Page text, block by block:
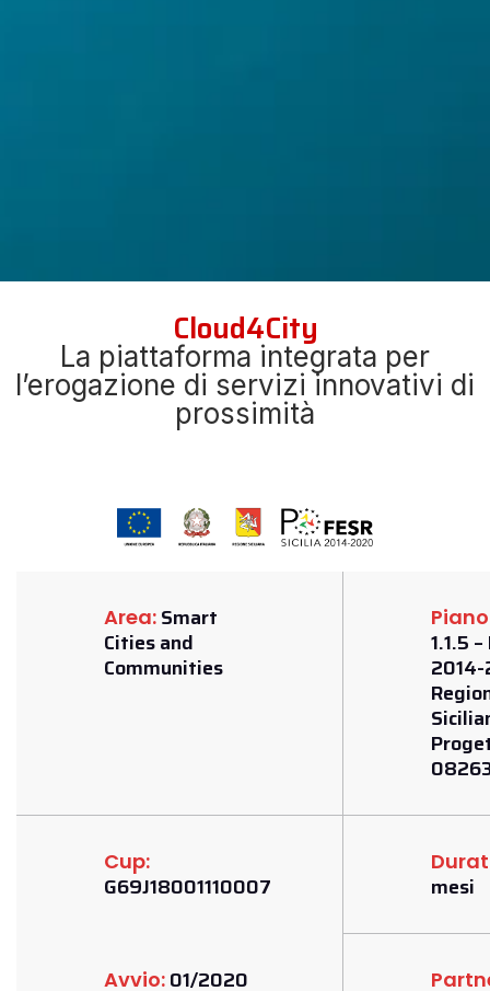
Cloud4City
La piattaforma integrata per
l’erogazione di servizi innovativi di
prossimità
Area: Smart
Cities and
Communities
1.1.5
Cup:
G69J18001110007 mesi
Avvio: 01/2020